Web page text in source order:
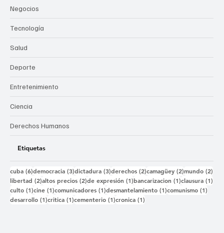
Negocios
Tecnología
Salud
Deporte
Entretenimiento
Ciencia
Derechos Humanos
Etiquetas
cuba (6)6 entradas
democracia (3)3 entradas
dictadura (3)3 entradas
derechos (2)2 entradas
camagüey (2)2 entradas
mundo (2)
libertad (2)2 entradas
altos precios (2)2 entradas
de expresión (1)1 entrada
bancarizacion (1)1 entrada
clausura (1)
culto (1)1 entrada
cine (1)1 entrada
comunicadores (1)1 entrada
desmantelamiento (1)1 entrada
comunismo (1)
desarrollo (1)1 entrada
critica (1)1 entrada
cementerio (1)1 entrada
cronica (1)